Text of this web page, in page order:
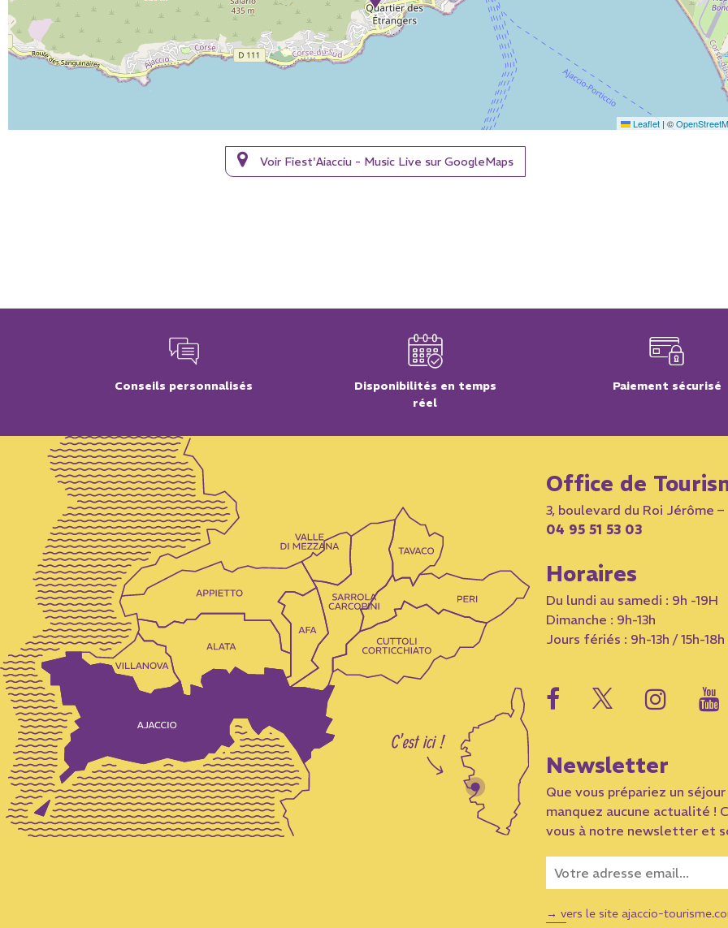
Leaflet |©
Voir Fiest'Aiacciu - Music Live sur GoogleMaps
Conseils personnalisés
Disponibilités en temps
réel
Paiement sécurisé
Office de
3, boulevard du Roi Jérôme
04 95 51 53 03
Horaires
Du lundi au samedi : 9h -19H
Dimanche : 9h-13h
Jours fériés : 9h-13h / 15h-18h
Newsletter
Que vous prépariez un
manquez aucune actualité !
vous à notre newsletter et
→ vers le site ajaccio-